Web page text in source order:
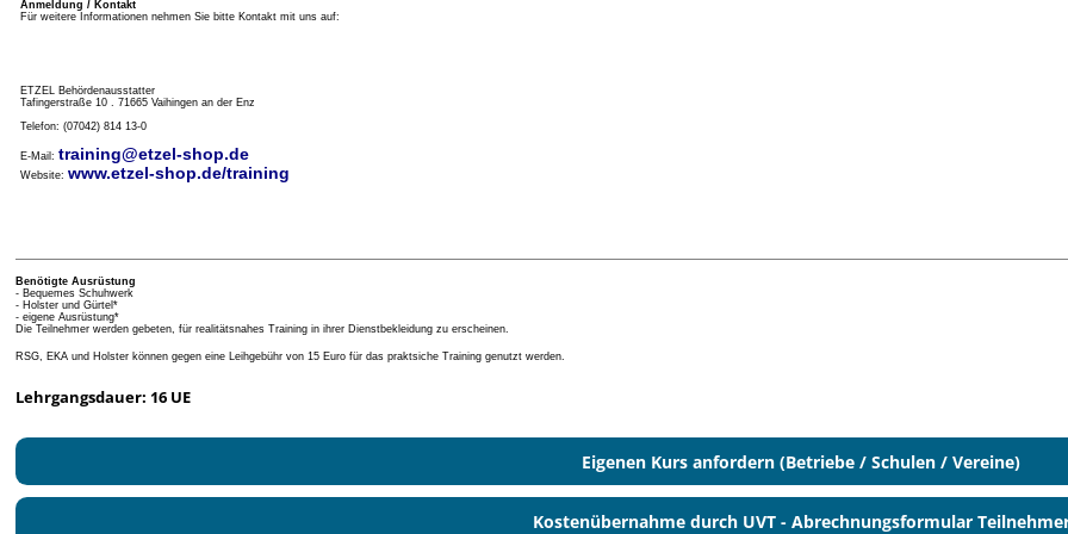
Anmeldung / Kontakt
Für weitere Informationen nehmen Sie bitte Kontakt mit uns auf:
ETZEL Behördenausstatter
Tafingerstraße 10 . 71665 Vaihingen an der Enz
Telefon: (07042) 814 13-0
E-Mail:training@etzel-shop.de
Website:www.etzel-shop.de/training
Benötigte Ausrüstung
- Bequemes Schuhwerk
- Holster und Gürtel*
- eigene Ausrüstung*
Die Teilnehmer werden gebeten, für realitätsnahes Training in ihrer Dienstbekleidung zu erscheinen.
RSG, EKA und Holster können gegen eine Leihgebühr von 15 Euro für das praktsiche Training genutzt werden.
Lehrgangsdauer: 16 UE
Eigenen Kurs anfordern (Betriebe / Schulen / Vereine)
Kostenübernahme durch UVT - Abrechnungsformular